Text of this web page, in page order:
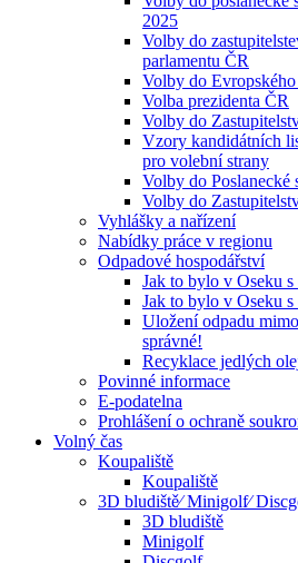
2025
Volby do
parlamentu ČR
Volby do Evropského
Volba prezidenta ČR
Volby do
Vzory kandidátních
pro volební strany
Volby do Poslanecké
Volby do
Vyhlášky a nařízení
Nabídky práce v regionu
Odpadové hospodářství
Jak to bylo v Oseku
Jak to bylo v Oseku
Uložení odpadu
správné!
Recyklace jedlých
Povinné informace
E-podatelna
Prohlášení o ochraně
Volný čas
Koupaliště
Koupaliště
3D bludiště⁄ Minigolf⁄
3D bludiště
Minigolf